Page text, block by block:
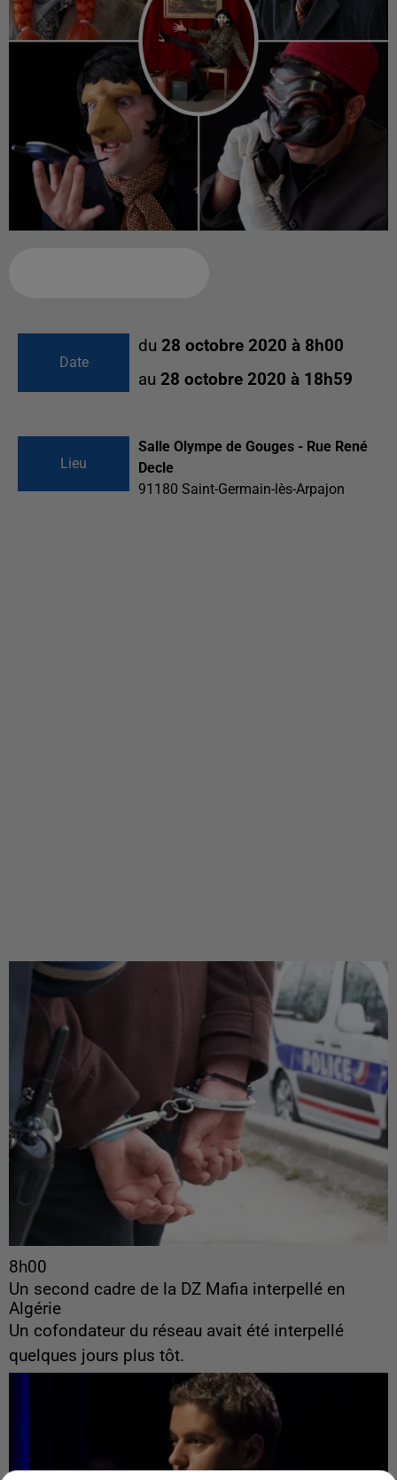
Date
du 28 octobre 2020 à 8h00
au 28 octobre 2020 à 18h59
Lieu
Salle Olympe de Gouges - Rue René
Decle
91180 Saint-Germain-lès-Arpajon
8h00
Un second cadre de la DZ Mafia interpellé en
Algérie
Un cofondateur du réseau avait été interpellé
quelques jours plus tôt.